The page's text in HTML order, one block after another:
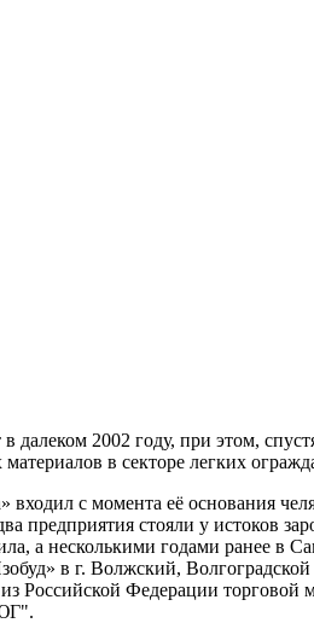
2002 году, при этом,
в секторе легких
с момента её основания
стояли у истоков
а несколькими годами ранее
в г. Волжский,
Российской Федерации